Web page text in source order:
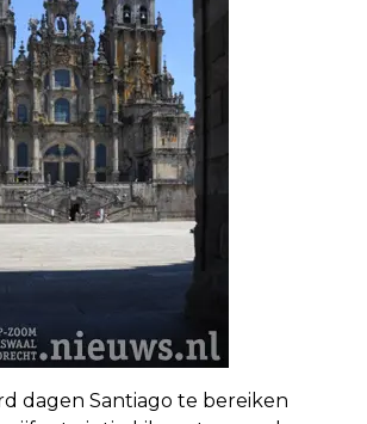
dagen Santiago te bereiken